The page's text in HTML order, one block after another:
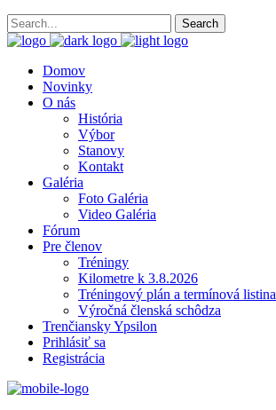
Domov
Novinky
O nás
História
Výbor
Stanovy
Kontakt
Galéria
Foto Galéria
Video Galéria
Fórum
Pre členov
Tréningy
Kilometre k 3.8.2026
Tréningový plán a termínová
Výročná členská schôdza
Trenčiansky Ypsilon
Prihlásiť sa
Registrácia